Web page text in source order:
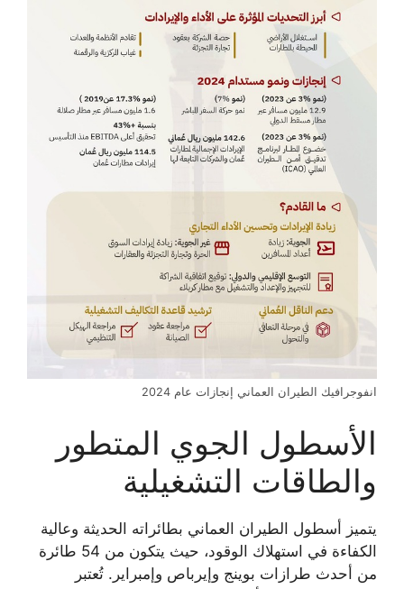
انفوجرافيك الطيران العماني إنجازات عام 2024
الأسطول الجوي المتطور
والطاقات التشغيلية
يتميز أسطول الطيران العماني بطائراته الحديثة وعالية
الكفاءة في استهلاك الوقود، حيث يتكون من 54 طائرة
من أحدث طرازات بوينج وإيرباص وإمبراير. تُعتبر